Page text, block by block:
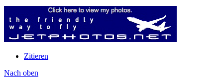
Zitieren
Nach oben